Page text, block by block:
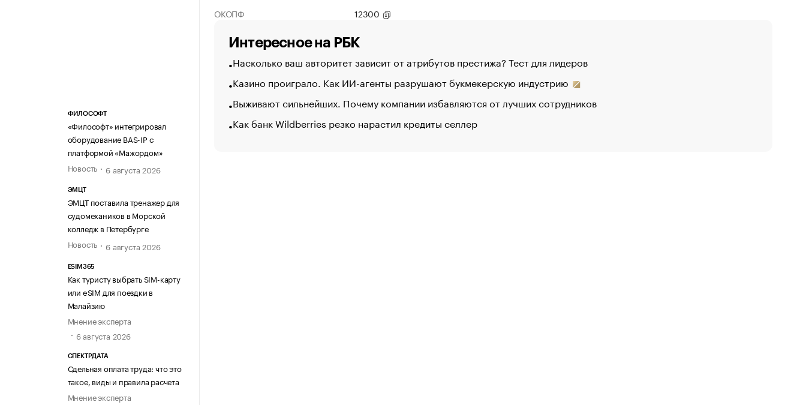
ФИЛОСОФТ
«Философт» интегрировал
оборудование BAS-IP с
платформой «Мажордом»
Новость
6 августа 2026
ЭМЦТ
ЭМЦТ поставила тренажер для
судомехаников в Морской
колледж в Петербурге
Новость
6 августа 2026
ESIM365
Как туристу выбрать SIM-карту
или eSIM для поездки в
Малайзию
Мнение эксперта
6 августа 2026
СПЕКТРДАТА
Сдельная оплата труда: что это
такое, виды и правила расчета
Мнение эксперта
ОКОПФ
12300
Интересное на РБК
Насколько ваш авторитет зависит от атрибутов престижа? Тест для лидеров
Казино проиграло. Как ИИ-агенты разрушают букмекерскую индустрию
Выживают сильнейших. Почему компании избавляются от лучших сотрудников
Как банк Wildberries резко нарастил кредиты селлер